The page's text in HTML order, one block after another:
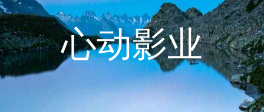
心动影业